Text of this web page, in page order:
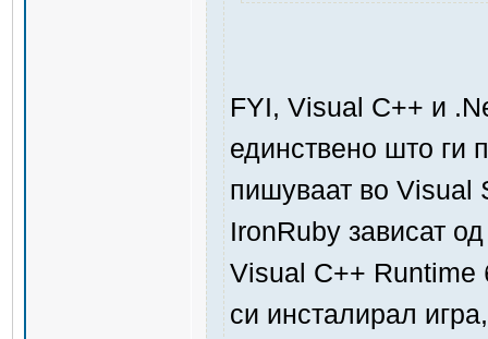
FYI, Visual C++ и
единствено што ги
пишуваат во Visual
IronRuby зависат
Visual C++ Runtime
си инсталирал